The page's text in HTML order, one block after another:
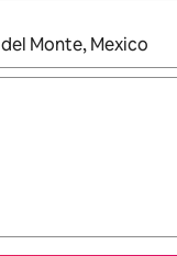
ช้การสัมผัสหรือปัด เพื่อส